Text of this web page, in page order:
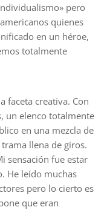
pero
quienes
en un héroe,
totalmente
faceta creativa. Con
un elenco totalmente
en una mezcla de
llena de giros.
sensación fue estar
He leído muchas
pero lo cierto es
que eran